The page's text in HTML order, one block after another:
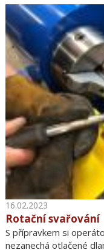
16.02.2023
Rotační svařování
S přípravkem si
nezanechá otlačené